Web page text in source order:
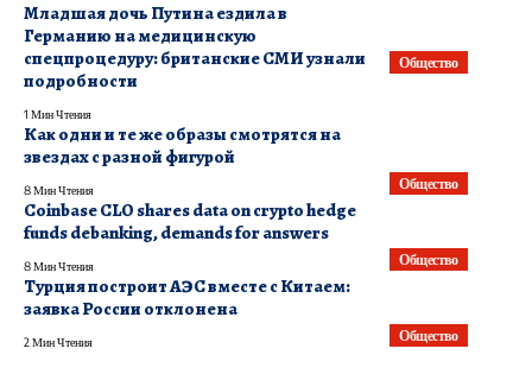
Общество
Младшая дочь Путина ездила в
Германию на медицинскую
спецпроцедуру: британские СМИ узнали
подробности
1 Мин Чтения
Общество
Как одни и те же образы смотрятся на
звездах с разной фигурой
8 Мин Чтения
Общество
Coinbase CLO shares data on crypto hedge
funds debanking, demands for answers
8 Мин Чтения
Общество
​Турция построит АЭС вместе с Китаем:
заявка России отклонена
2 Мин Чтения